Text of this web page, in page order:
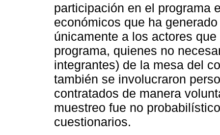
participación en el programa
económicos que ha
únicamente a los actores
programa, quienes no
integrantes) de la mesa del
también se involucraron
contratados de manera
muestreo fue no
cuestionarios.